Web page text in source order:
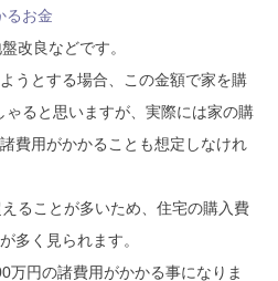
るお金
改良などです。
うとする場合、この金額で家を購
ゃると思いますが、実際には家の購
費用がかかることも想定しなけれ
ることが多いため、住宅の購入費
多く見られます。
万円の諸費用がかかる事になりま